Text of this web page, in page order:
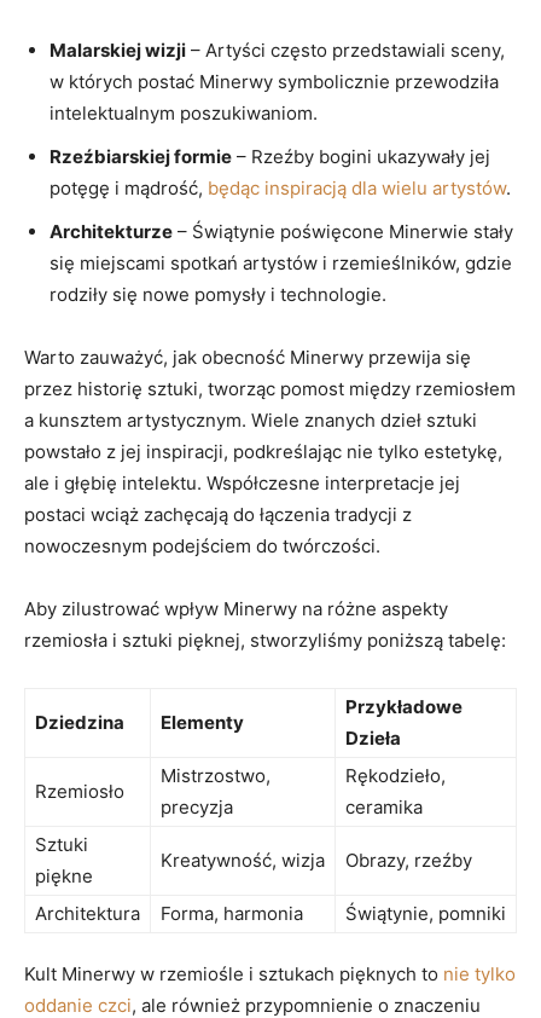
Malarskiej wizji – Artyści często przedstawiali sceny,
⁣w ⁣których postać Minerwy⁢ symbolicznie ​przewodziła‍
intelektualnym poszukiwaniom.
Rzeźbiarskiej formie – Rzeźby bogini ukazywały jej
potęgę ⁣i mądrość, będąc inspiracją dla wielu artystów.
Architekturze – Świątynie poświęcone Minerwie⁤ stały
się⁢ miejscami⁢ spotkań artystów i rzemieślników, gdzie
rodziły się nowe pomysły i technologie.
Warto zauważyć, jak obecność Minerwy przewija się
przez ⁣historię sztuki, tworząc pomost‍ między rzemiosłem
a ‍kunsztem artystycznym. Wiele znanych dzieł sztuki
powstało z jej inspiracji, podkreślając nie tylko estetykę,
ale i głębię intelektu. Współczesne⁢ interpretacje jej
postaci wciąż zachęcają do łączenia tradycji z
nowoczesnym podejściem do twórczości.
Aby zilustrować wpływ Minerwy ⁣na⁤ różne aspekty
rzemiosła i sztuki pięknej, stworzyliśmy​ poniższą tabelę:
Dziedzina Elementy
Przykładowe
Dzieła
Rzemiosło
Mistrzostwo,
precyzja
Rękodzieło,
⁢ceramika
Sztuki
piękne
Kreatywność, wizja Obrazy, ​rzeźby
Architektura Forma,⁣ harmonia Świątynie, pomniki
Kult Minerwy​ w rzemiośle ‍i sztukach pięknych ​to nie⁢ tylko
oddanie czci, ale ⁣również przypomnienie o znaczeniu